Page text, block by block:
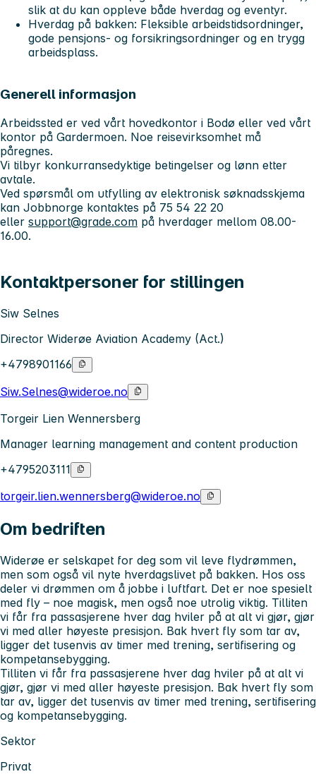
slik at du kan oppleve både hverdag og eventyr.
Hverdag på bakken: Fleksible arbeidstidsordninger,
gode pensjons- og forsikringsordninger og en trygg
arbeidsplass.
Generell informasjon
Arbeidssted er ved vårt hovedkontor i Bodø eller ved vårt
kontor på Gardermoen. Noe reisevirksomhet må
påregnes.
Vi tilbyr konkurransedyktige betingelser og lønn etter
avtale.
Ved spørsmål om utfylling av elektronisk søknadsskjema
kan Jobbnorge kontaktes på 75 54 22 20
eller support@grade.com på hverdager mellom 08.00-
16.00.
Kontaktpersoner for stillingen
Siw Selnes
Director Widerøe Aviation Academy (Act.)
+4798901166
Siw.Selnes@wideroe.no
Torgeir Lien Wennersberg
Manager learning management and content production
+4795203111
torgeir.lien.wennersberg@wideroe.no
Om bedriften
Widerøe er selskapet for deg som vil leve flydrømmen,
men som også vil nyte hverdagslivet på bakken. Hos oss
deler vi drømmen om å jobbe i luftfart. Det er noe spesielt
med fly – noe magisk, men også noe utrolig viktig. Tilliten
vi får fra passasjerene hver dag hviler på at alt vi gjør, gjør
vi med aller høyeste presisjon. Bak hvert fly som tar av,
ligger det tusenvis av timer med trening, sertifisering og
kompetansebygging.
Tilliten vi får fra passasjerene hver dag hviler på at alt vi
gjør, gjør vi med aller høyeste presisjon. Bak hvert fly som
tar av, ligger det tusenvis av timer med trening, sertifisering
og kompetansebygging.
Sektor
Privat